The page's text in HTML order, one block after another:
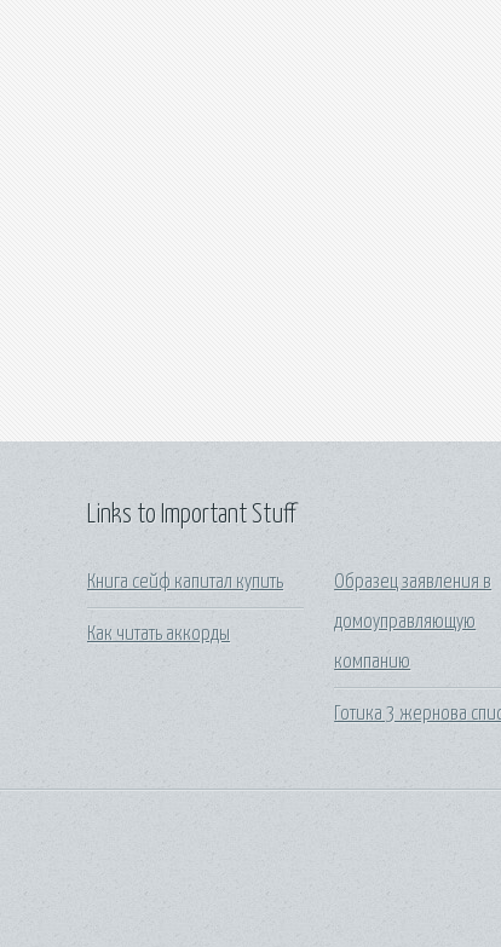
Links to Important Stuff
Книга сейф капитал купить
Как читать аккорды
Образец заявления в
домоуправляющую
компанию
Готика 3 жернова